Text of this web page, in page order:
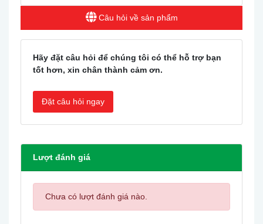
Câu hỏi về sản phẩm
Hãy đặt câu hỏi để chúng tôi có thể hỗ trợ bạn
tốt hơn, xin chân thành cảm ơn.
Đặt câu hỏi ngay
Lượt đánh giá
Chưa có lượt đánh giá nào.